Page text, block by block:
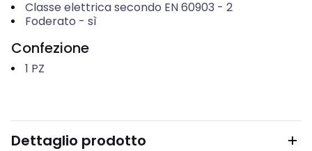
Classe elettrica secondo EN 60903 - 2
Foderato - sì
Confezione
1 PZ
Dettaglio prodotto